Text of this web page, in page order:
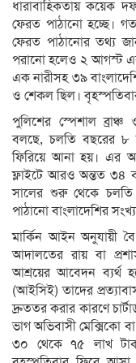
ধারাবাহিকতায় কয়েক
ফেরত পাঠানো হচ্ছে।
ফেরত পাঠানোর তথ্য
পরানো হলেও ২ আগস্ট
এক নারীসহ ৩৯
ও শেকল ছিল।
পুলিশের স্পেশাল
বলছে, চলতি বছরের ৮
ফিরিয়ে আনা হয়। এর
ফ্লাইটে আরও অন্তত ৩৪
সালের শুরু থেকে চলতি
পাঠানো বাংলাদেশির
মার্কিন আইন অনুযায়ী
আদালতের রায় বা
আশ্রয়ের আবেদন ব্যর্থ
(আইসিই) তাদের
দ্রুততর করার কারণে
ভাগ অভিবাসী মেক্সিকো
৩০ থেকে ৭৫ লাখ টাকা